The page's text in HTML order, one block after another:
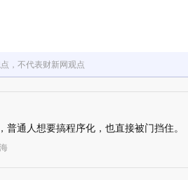
，不代表财新网观点
普通人想要搞程序化，也直接被门挡住。